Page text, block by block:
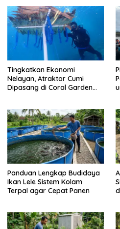
Tingkatkan Ekonomi
Nelayan, Atraktor Cumi
Dipasang di Coral Garden
Panduan Lengkap Budidaya
Ikan Lele Sistem Kolam
Terpal agar Cepat Panen